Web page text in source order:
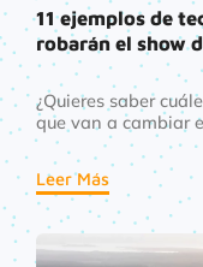
11 ejemplos de
robarán el show
¿Quieres saber
que van a cambiar
este artículo, te
cómo podrían
Leer Más